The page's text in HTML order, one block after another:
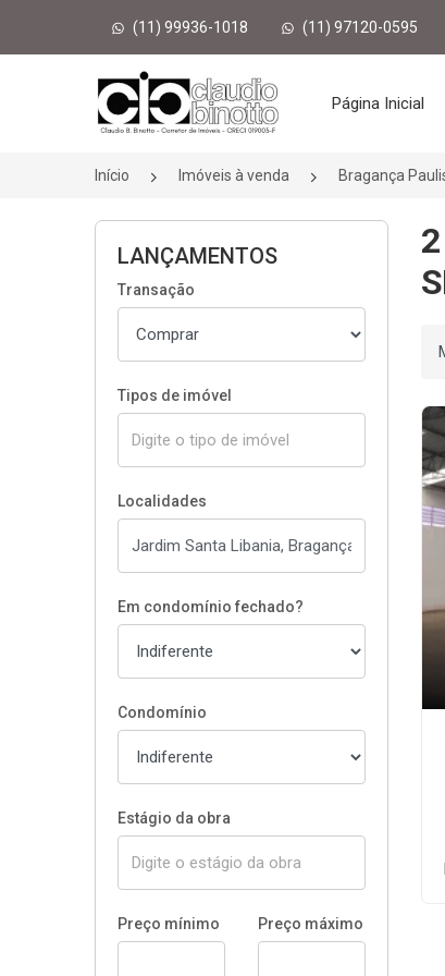
(11) 99936-1018 (11) 97120-0595
Página inicial
Página Inicial
Início Imóveis à venda Bragança
LANÇAMENTOS
Transação
Tipos de imóvel
Localidades
Em condomínio fechado?
Condomínio
Estágio da obra
Preço mínimo Preço máximo